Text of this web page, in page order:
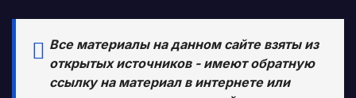
Все материалы на данном сайте взяты из
открытых источников - имеют обратную
ссылку на материал в интернете или